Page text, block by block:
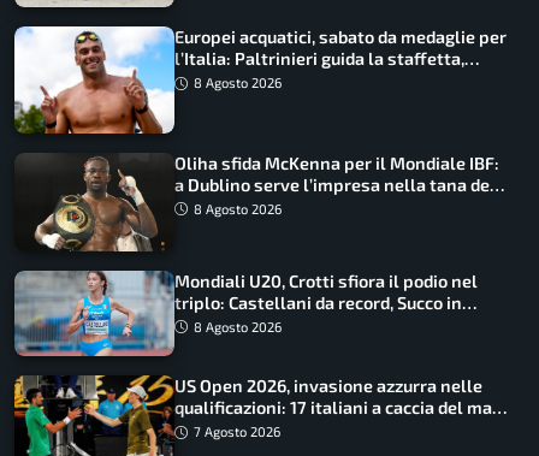
Europei acquatici, sabato da medaglie per
l’Italia: Paltrinieri guida la staffetta,
Barnabà sogna l’oro dalle grandi altezze
8 Agosto 2026
Oliha sfida McKenna per il Mondiale IBF:
a Dublino serve l’impresa nella tana del
lupo8 Agosto 2026
Mondiali U20, Crotti sfiora il podio nel
triplo: Castellani da record, Succo in
finale
8 Agosto 2026
US Open 2026, invasione azzurra nelle
qualificazioni: 17 italiani a caccia del main
draw7 Agosto 2026